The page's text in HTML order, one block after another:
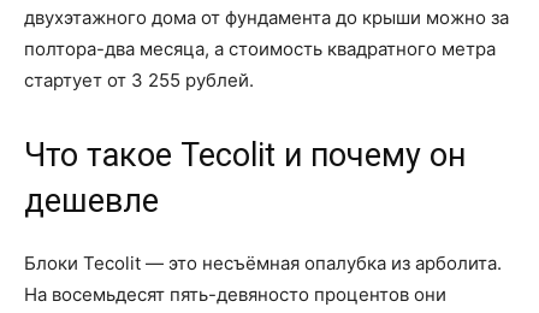
двухэтажного дома от фундамента до крыши можно за
полтора-два месяца, а стоимость квадратного метра
стартует от 3 255 рублей.
Что такое Tecolit и почему он
дешевле
Блоки Tecolit — это несъёмная опалубка из арболита.
На восемьдесят пять-девяносто процентов они